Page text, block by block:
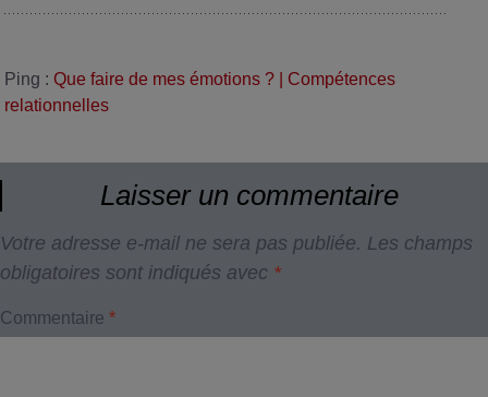
Ping : Que faire de mes émotions ? | Compétences
relationnelles
Laisser un commentaire
Votre adresse e-mail ne sera pas publiée. Les champs
obligatoires sont indiqués avec *
Commentaire *